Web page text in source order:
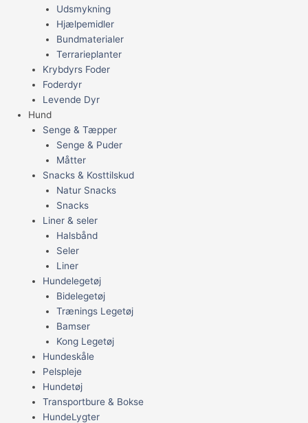
Udsmykning
Hjælpemidler
Bundmaterialer
Terrarieplanter
Krybdyrs Foder
Foderdyr
Levende Dyr
Hund
Senge & Tæpper
Senge & Puder
Måtter
Snacks & Kosttilskud
Natur Snacks
Snacks
Liner & seler
Halsbånd
Seler
Liner
Hundelegetøj
Bidelegetøj
Trænings Legetøj
Bamser
Kong Legetøj
Hundeskåle
Pelspleje
Hundetøj
Transportbure & Bokse
HundeLygter